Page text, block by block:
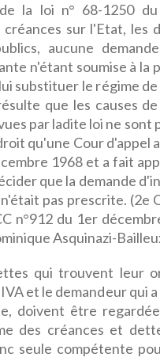
la loi n° 68-1250
sur l'Etat, les
aucune
n'étant soumise à
substituer le régime
que les causes
par ladite loi ne sont
qu'une Cour d'appel
1968 et a fait
que la demande
pas prescrite. (2e
n°912 du 1er
Asquinazi-
qui trouvent leur
et le demandeur qui
doivent être
des créances et
seule compétente